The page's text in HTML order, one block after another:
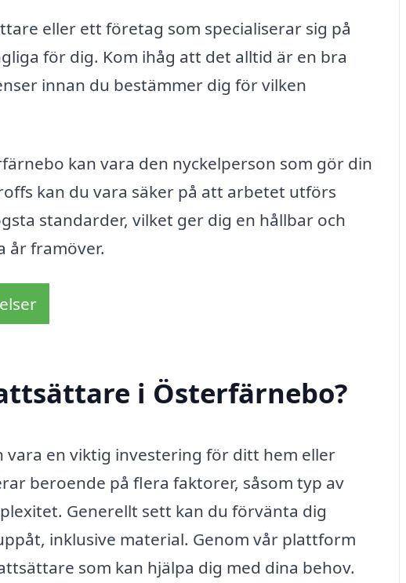
eller ett företag som specialiserar sig på
för dig. Kom ihåg att det alltid är en bra
innan du bestämmer dig för vilken
kan vara den nyckelperson som gör din
kan du vara säker på att arbetet utförs
standarder, vilket ger dig en hållbar och
år framöver.
i Österfärnebo?
en viktig investering för ditt hem eller
beroende på flera faktorer, såsom typ av
Generellt sett kan du förvänta dig
inklusive material. Genom vår plattform
som kan hjälpa dig med dina behov.